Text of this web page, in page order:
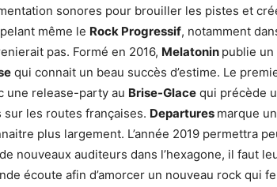
sonores pour brouiller les pistes et
même le Rock Progressif, notamment
pas. Formé en 2016, Melatonin publie
qui connait un beau succès d’estime. Le
une release-party au Brise-Glace qui précède
les routes françaises. Departures marque
plus largement. L’année 2019 permettra
nouveaux auditeurs dans l’hexagone, il faut
écoute afin d’amorcer un nouveau rock qui